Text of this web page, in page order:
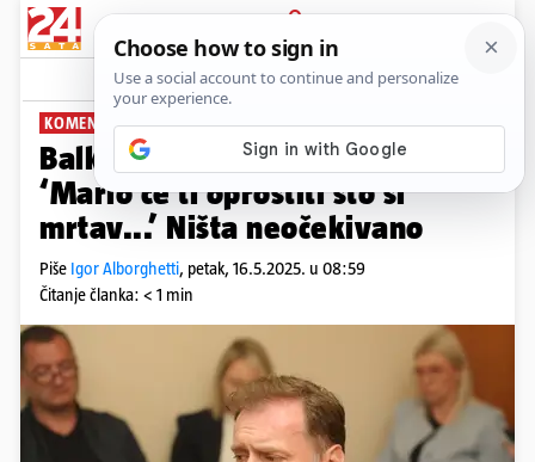
PRIJAVA
News Komentari
KOMENTAR: IGOR ALBORGHETTI PLUS+
Balkanski špijun u sudnici.
‘Mario će ti oprostiti što si
mrtav...’ Ništa neočekivano
Piše Igor Alborghetti, petak, 16.5.2025. u 08:59
Čitanje članka: < 1 min